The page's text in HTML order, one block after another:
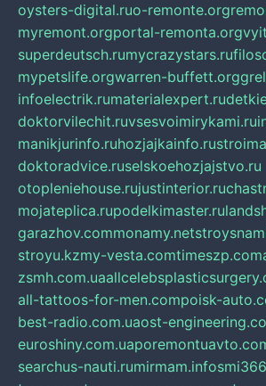
oysters-digital.ruo-remonte.org
myremont.orgportal-remonta.org
superdeutsch.rumycrazystars.ru
mypetslife.orgwarren-buffett.org
infoelectrik.rumaterialexpert.ru
doktorvilechit.ruvsesvoimirykami.ru
manikjurinfo.ruhozjajkainfo.ru
doktoradvice.ruselskoehozjajstvo.ru
otopleniehouse.rujustinterior.ru
mojateplica.rupodelkimaster.ru
garazhov.commonamy.net
stroyu.kzmy-vesta.comtimeszp.com
zsmh.com.ua
all-tattoos-for-men.compoisk-
best-radio.com.uaost-
euroshiny.com.ua
searchus-nauti.rumirmam.info